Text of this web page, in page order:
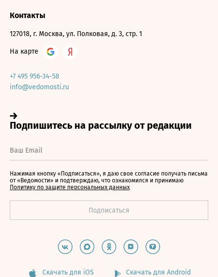
Контакты
127018, г. Москва, ул. Полковая, д. 3, стр. 1
На карте
+7 495 956-34-58
info@vedomosti.ru
Нажимая кнопку «Подписаться», я даю свое согласие получать письма
от «Ведомости» и подтверждаю, что ознакомился и принимаю
Политику по защите персональных данных
Скачать для iOS Скачать для Android